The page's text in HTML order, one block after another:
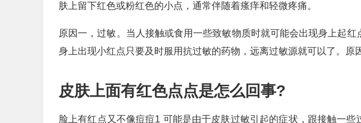
肤上留下红色或粉红色的小点，通常伴随着瘙痒和轻微疼痛。
原因一，过敏。当人接触或食用一些致敏物质时就可能会出现身上起
身上出现小红点只要及时服用抗过敏的药物，远离过敏源就可以了。原
皮肤上面有红色点点是怎么回事?
脸上有红点又不像痘痘1 可能是由于皮肤过敏引起的症状，跟接触一